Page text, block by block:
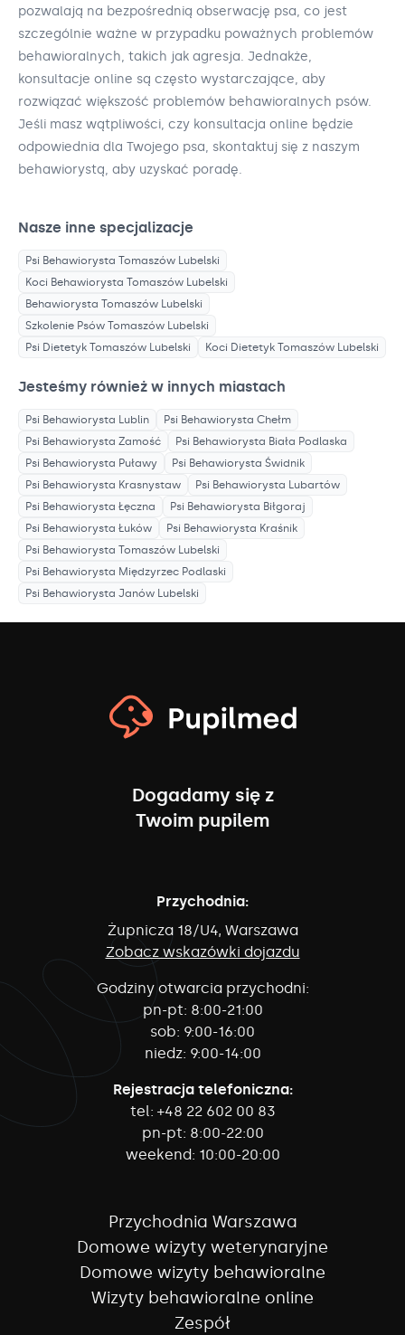
pozwalają na bezpośrednią obserwację psa, co jest
szczególnie ważne w przypadku poważnych problemów
behawioralnych, takich jak agresja. Jednakże,
konsultacje online są często wystarczające, aby
rozwiązać większość problemów behawioralnych psów.
Jeśli masz wątpliwości, czy konsultacja online będzie
odpowiednia dla Twojego psa, skontaktuj się z naszym
behawiorystą, aby uzyskać poradę.
Nasze inne specjalizacje
Psi Behawiorysta Tomaszów Lubelski
Koci Behawiorysta Tomaszów Lubelski
Behawiorysta Tomaszów Lubelski
Szkolenie Psów Tomaszów Lubelski
Psi Dietetyk Tomaszów Lubelski Koci Dietetyk Tomaszów Lubelski
Jesteśmy również w innych miastach
Psi Behawiorysta Lublin Psi Behawiorysta Chełm
Psi Behawiorysta Zamość Psi Behawiorysta Biała Podlaska
Psi Behawiorysta Puławy Psi Behawiorysta Świdnik
Psi Behawiorysta Krasnystaw Psi Behawiorysta Lubartów
Psi Behawiorysta Łęczna Psi Behawiorysta Biłgoraj
Psi Behawiorysta Łuków Psi Behawiorysta Kraśnik
Psi Behawiorysta Tomaszów Lubelski
Psi Behawiorysta Międzyrzec Podlaski
Psi Behawiorysta Janów Lubelski
Dogadamy się z
Twoim pupilem
Przychodnia:
Żupnicza 18/U4, Warszawa
Zobacz wskazówki dojazdu
Godziny otwarcia przychodni:
pn-pt: 8:00-21:00
sob: 9:00-16:00
niedz: 9:00-14:00
Rejestracja telefoniczna:
tel: +48 22 602 00 83
pn-pt: 8:00-22:00
weekend: 10:00-20:00
Przychodnia Warszawa
Domowe wizyty weterynaryjne
Domowe wizyty behawioralne
Wizyty behawioralne online
Zespół